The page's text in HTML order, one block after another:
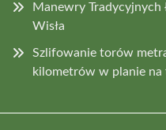
Manewry
Wisła
Szlifowanie torów
kilometrów w planie na